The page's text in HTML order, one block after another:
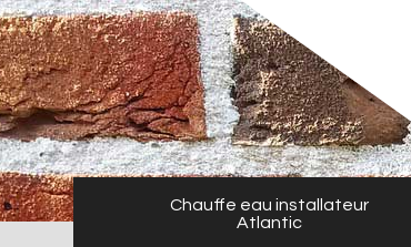
Chauffe eau installateur
Atlantic